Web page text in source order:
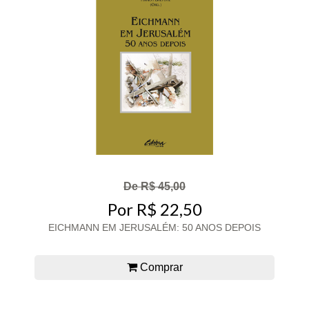
De R$ 45,00
Por R$ 22,50
EICHMANN EM JERUSALÉM: 50 ANOS DEPOIS
Comprar